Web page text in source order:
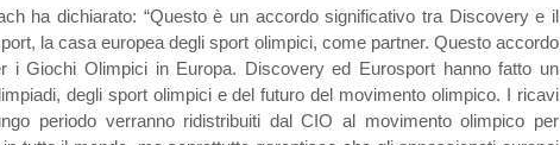
ha dichiarato: “Questo è un accordo significativo tra Discovery e il
la casa europea degli sport olimpici, come partner. Questo accordo
i Giochi Olimpici in Europa. Discovery ed Eurosport hanno fatto un
degli sport olimpici e del futuro del movimento olimpico. I ricavi
periodo verranno ridistribuiti dal CIO al movimento olimpico per